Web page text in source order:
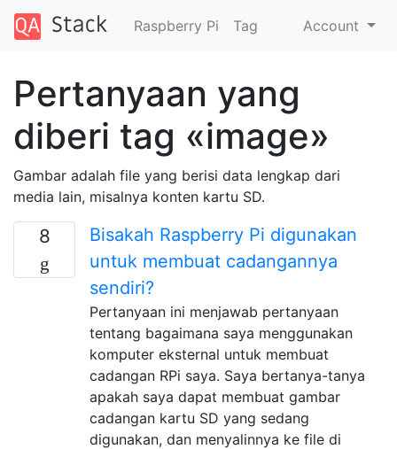
Raspberry Pi Tag Account
Pertanyaan yang
diberi tag «image»
Gambar adalah file yang berisi data lengkap dari
media lain, misalnya konten kartu SD.
8
Bisakah Raspberry Pi digunakan
untuk membuat cadangannya
sendiri?
Pertanyaan ini menjawab pertanyaan
tentang bagaimana saya menggunakan
komputer eksternal untuk membuat
cadangan RPi saya. Saya bertanya-tanya
apakah saya dapat membuat gambar
cadangan kartu SD yang sedang
digunakan, dan menyalinnya ke file di